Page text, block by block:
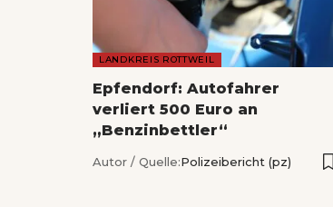
LANDKREIS ROTTWEIL
Epfendorf: Autofahrer
verliert 500 Euro an
„Benzinbettler“
Autor / Quelle:Polizeibericht (pz)